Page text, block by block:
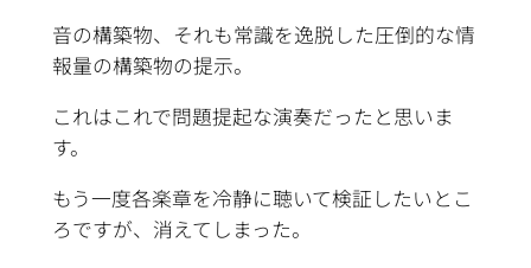
音の構築物、それも常識を逸脱した圧倒的な情
報量の構築物の提示。
これはこれで問題提起な演奏だったと思いま
す。
もう一度各楽章を冷静に聴いて検証したいとこ
ろですが、消えてしまった。